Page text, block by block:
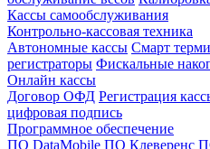
Кассы самообслуживания
Контрольно-кассовая техника
Автономные кассы Смарт
регистраторы Фискальные
Онлайн кассы
Договор ОФД Регистрация
цифровая подпись
Программное обеспечение
ПО DataMobile ПО Клеверенс